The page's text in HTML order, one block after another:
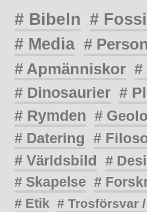
# Bibeln #
# Media #
# Apmänniskor #
# Dinosaurier #
# Rymden #
# Datering #
# Världsbild
#
# Skapelse #
# Etik # Trosförsvar